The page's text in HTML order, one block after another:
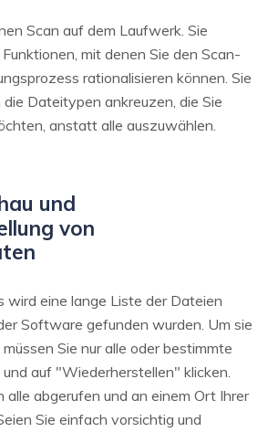
Scan auf dem Laufwerk. Sie
mit denen Sie den Scan-
rationalisieren können. Sie
Dateitypen ankreuzen, die Sie
anstatt alle auszuwählen.
und
von
wird eine lange Liste der Dateien
Software gefunden wurden. Um sie
Sie nur alle oder bestimmte
auf "Wiederherstellen" klicken.
alle abgerufen und an einem Ort Ihrer
Sie einfach vorsichtig und